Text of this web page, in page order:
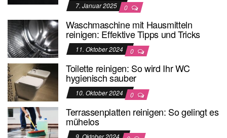
7. Januar 2025 0
Waschmaschine mit Hausmitteln
reinigen: Effektive Tipps und Tricks
11. Oktober 2024 0
Toilette reinigen: So wird Ihr WC
hygienisch sauber
10. Oktober 2024 0
Terrassenplatten reinigen: So gelingt es
mühelos
9. Oktober 2024